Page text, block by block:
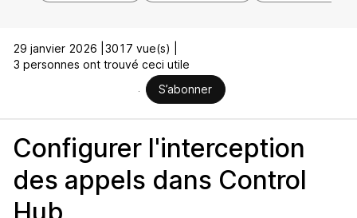
29 janvier 2026 | 3017 vue(s) |
3 personnes ont trouvé ceci utile
S’abonner
Configurer l'interception
des appels dans Control